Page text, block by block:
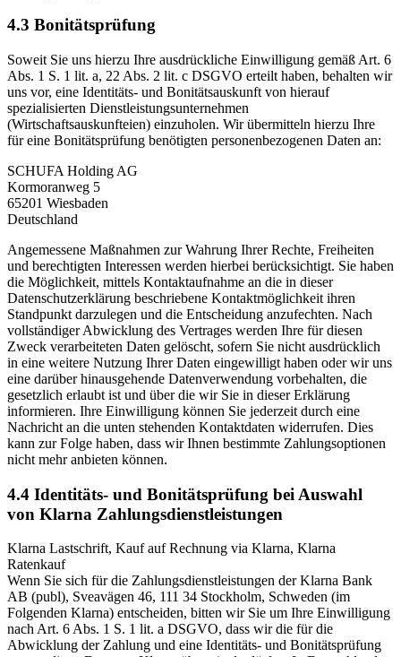
4.3 Bonitätsprüfung
Soweit Sie uns hierzu Ihre ausdrückliche Einwilligung gemäß Art. 6
Abs. 1 S. 1 lit. a, 22 Abs. 2 lit. c DSGVO erteilt haben, behalten wir
uns vor, eine Identitäts- und Bonitätsauskunft von hierauf
spezialisierten Dienstleistungsunternehmen
(Wirtschaftsauskunfteien) einzuholen. Wir übermitteln hierzu Ihre
für eine Bonitätsprüfung benötigten personenbezogenen Daten an:
SCHUFA Holding AG
Kormoranweg 5
65201 Wiesbaden
Deutschland
Angemessene Maßnahmen zur Wahrung Ihrer Rechte, Freiheiten
und berechtigten Interessen werden hierbei berücksichtigt. Sie haben
die Möglichkeit, mittels Kontaktaufnahme an die in dieser
Datenschutzerklärung beschriebene Kontaktmöglichkeit ihren
Standpunkt darzulegen und die Entscheidung anzufechten. Nach
vollständiger Abwicklung des Vertrages werden Ihre für diesen
Zweck verarbeiteten Daten gelöscht, sofern Sie nicht ausdrücklich
in eine weitere Nutzung Ihrer Daten eingewilligt haben oder wir uns
eine darüber hinausgehende Datenverwendung vorbehalten, die
gesetzlich erlaubt ist und über die wir Sie in dieser Erklärung
informieren. Ihre Einwilligung können Sie jederzeit durch eine
Nachricht an die unten stehenden Kontaktdaten widerrufen. Dies
kann zur Folge haben, dass wir Ihnen bestimmte Zahlungsoptionen
nicht mehr anbieten können.
4.4 Identitäts- und Bonitätsprüfung bei Auswahl
von Klarna Zahlungsdienstleistungen
Klarna Lastschrift, Kauf auf Rechnung via Klarna, Klarna
Ratenkauf
Wenn Sie sich für die Zahlungsdienstleistungen der Klarna Bank
AB (publ), Sveavägen 46, 111 34 Stockholm, Schweden (im
Folgenden Klarna) entscheiden, bitten wir Sie um Ihre Einwilligung
nach Art. 6 Abs. 1 S. 1 lit. a DSGVO, dass wir die für die
Abwicklung der Zahlung und eine Identitäts- und Bonitätsprüfung